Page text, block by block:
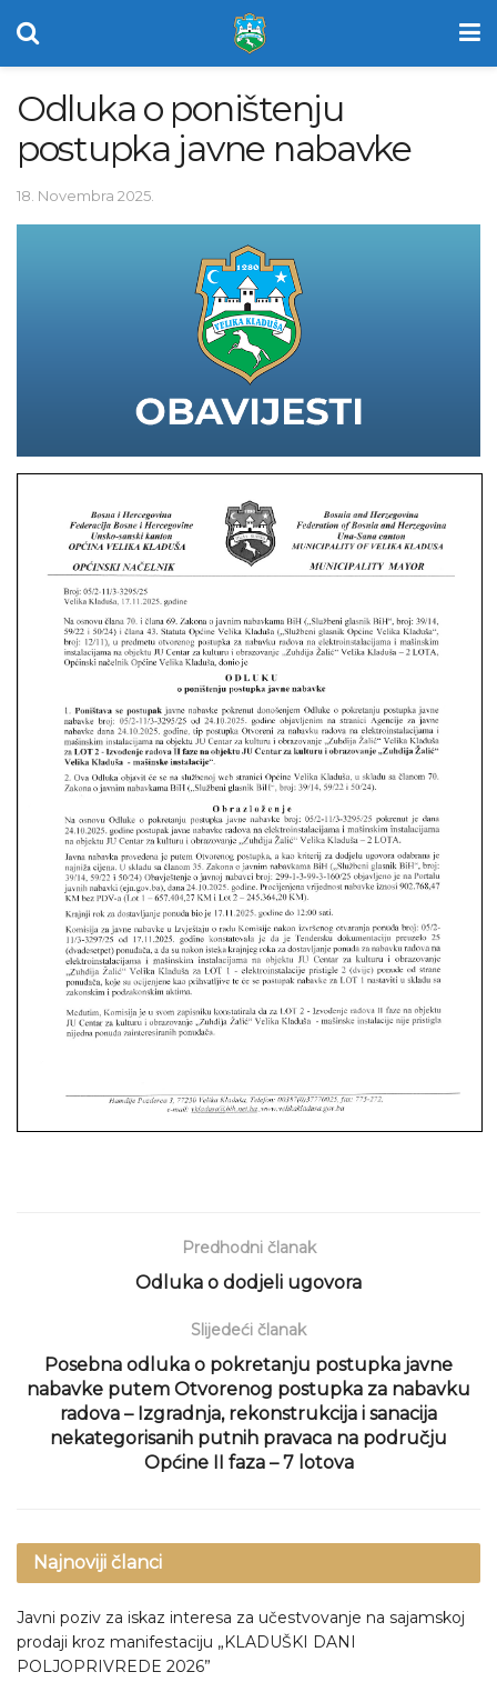
Odluka o poništenju
postupka javne nabavke
18. Novembra 2025.
Predhodni članak
Odluka o dodjeli ugovora
Slijedeći članak
Posebna odluka o pokretanju postupka javne
nabavke putem Otvorenog postupka za nabavku
radova – Izgradnja, rekonstrukcija i sanacija
nekategorisanih putnih pravaca na području
Općine II faza – 7 lotova
Najnoviji članci
Javni poziv za iskaz interesa za učestvovanje na sajamskoj
prodaji kroz manifestaciju „KLADUŠKI DANI
POLJOPRIVREDE 2026”